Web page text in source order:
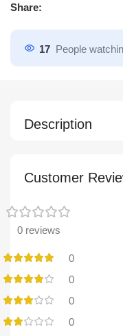
Share:
17 People
Description
Customer
0 reviews
0
0
0
0